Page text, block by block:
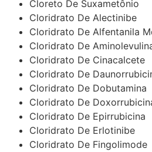
Cloreto De Suxametônio
Cloridrato De Alectinibe
Cloridrato De Alfentanila
Cloridrato De
Cloridrato De Cinacalcete
Cloridrato De
Cloridrato De Dobutamina
Cloridrato De
Cloridrato De Epirrubicina
Cloridrato De Erlotinibe
Cloridrato De Fingolimode